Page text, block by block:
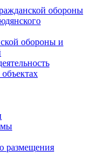
обороны
обороны и
размещения